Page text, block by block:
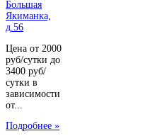
Цена от 2000
руб/сутки до
3400 руб/
сутки в
зависимости
от...
Подробнее »